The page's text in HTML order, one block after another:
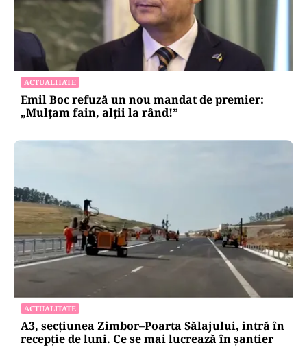
ACTUALITATE
Emil Boc refuză un nou mandat de premier:
„Mulțam fain, alții la rând!”
ACTUALITATE
A3, secțiunea Zimbor–Poarta Sălajului, intră în
recepție de luni. Ce se mai lucrează în șantier